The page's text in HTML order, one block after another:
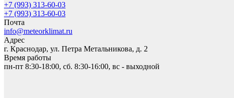
+7 (993) 313-60-03
+7 (993) 313-60-03
Почта
info@meteorklimat.ru
Адрес
г. Краснодар, ул. Петра Метальникова, д. 2
Время работы
пн-пт 8:30-18:00, сб. 8:30-16:00, вс - выходной